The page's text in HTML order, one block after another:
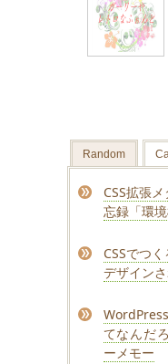
Random
CSS拡張
忘録「環
CSSでつ
デザイン
てなんだ
ーメモー